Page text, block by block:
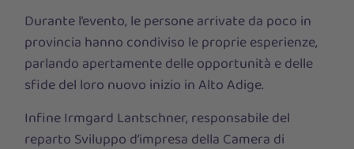
Durante l’evento, le persone arrivate da poco in
provincia hanno condiviso le proprie esperienze,
parlando apertamente delle opportunità e delle
sfide del loro nuovo inizio in Alto Adige.
Infine Irmgard Lantschner, responsabile del
reparto Sviluppo d’impresa della Camera di